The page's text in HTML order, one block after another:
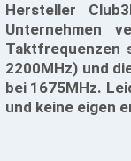
Hersteller
Unternehmen
Taktfrequenzen
2200MHz) und
bei 1675MHz.
und keine eigen